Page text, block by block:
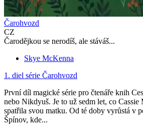
Čarohvozd
CZ
Čarodějkou se nerodíš, ale stáváš...
Skye McKenna
1. diel série Čarohvozd
První díl magické série pro čtenáře knih
nebo Nikdyuš. Je to už sedm let, co Cassie
spatřila svou matku. Od té doby vyrůstá v
Špínov, kde...